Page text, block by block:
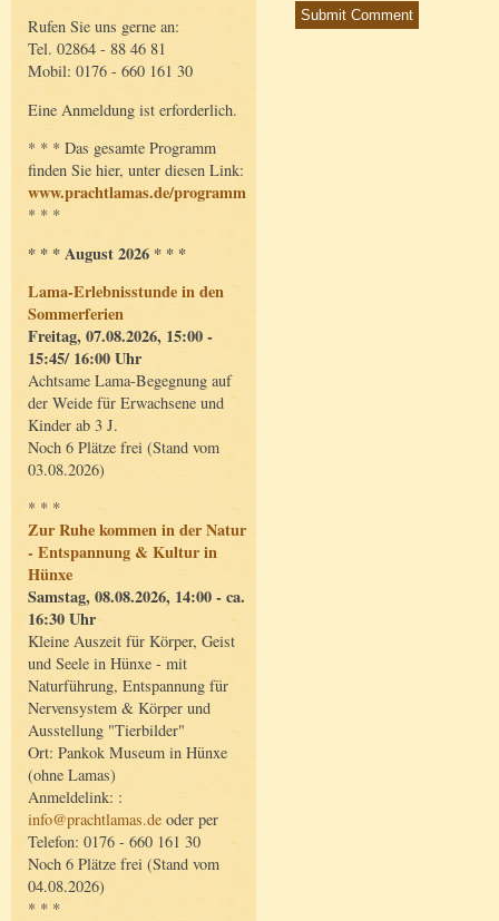
Rufen Sie uns gerne an:
Tel. 02864 - 88 46 81
Mobil: 0176 - 660 161 30
Eine Anmeldung ist erforderlich.
* * * Das gesamte Programm
finden Sie hier, unter diesen Link:
www.prachtlamas.de/programm
* * *
* * * August 2026 * * *
Lama-Erlebnisstunde in den
Sommerferien
Freitag, 07.08.2026, 15:00 -
15:45/ 16:00 Uhr
Achtsame Lama-Begegnung auf
der Weide für Erwachsene und
Kinder ab 3 J.
Noch 6 Plätze frei (Stand vom
03.08.2026)
* * *
Zur Ruhe kommen in der Natur
- Entspannung & Kultur in
Hünxe
Samstag, 08.08.2026, 14:00 - ca.
16:30 Uhr
Kleine Auszeit für Körper, Geist
und Seele in Hünxe - mit
Naturführung, Entspannung für
Nervensystem & Körper und
Ausstellung "Tierbilder"
Ort: Pankok Museum in Hünxe
(ohne Lamas)
Anmeldelink: :
info@prachtlamas.de oder per
Telefon: 0176 - 660 161 30
Noch 6 Plätze frei (Stand vom
04.08.2026)
* * *